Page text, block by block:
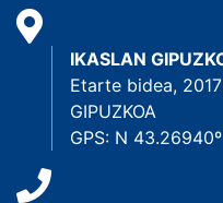
IKASLAN
Etarte bidea,
GIPUZKOA
GPS: N